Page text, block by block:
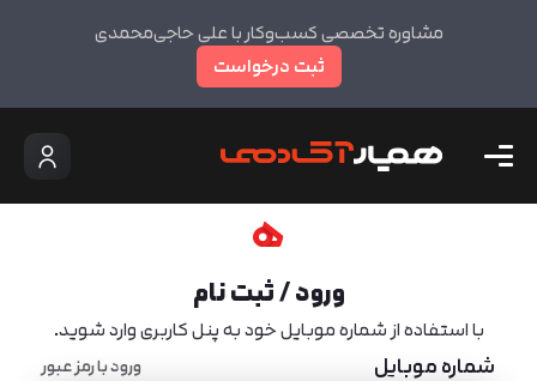
مشاوره تخصصی کسب‌وکار با علی حاجی‌محمدی
ثبت درخواست
ورود / ثبت نام
با استفاده از شماره موبایل خود به پنل کاربری وارد شوید.
شماره موبایل ورود با رمز عبور